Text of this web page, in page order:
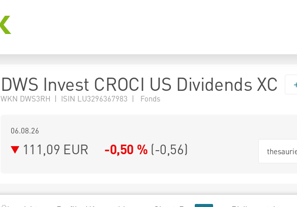
DWS Invest CROCI US Dividends XC
WKN DWS3RH | ISIN LU3296367983 | Fonds
06.08.26
111,09 EUR -0,50 % (-0,56)